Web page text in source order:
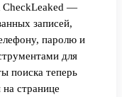
CheckLeaked —
записей,
паролю и
для
поиска теперь
странице